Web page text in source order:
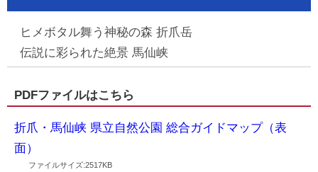
ヒメボタル舞う神秘の森 折爪岳
伝説に彩られた絶景 馬仙峡
PDFファイルはこちら
折爪・馬仙峡 県立自然公園 総合ガイドマップ（表
面）
ファイルサイズ:2517KB